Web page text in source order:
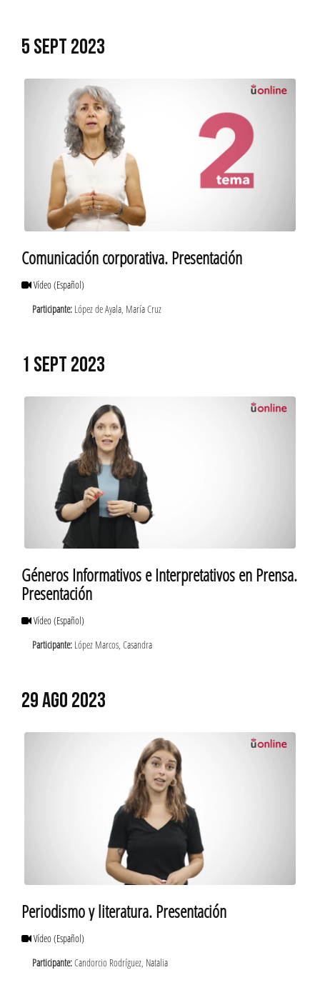
5 SEPT 2023
Comunicación corporativa. Presentación
Vídeo(Español)
Participante: López de Ayala, María Cruz
1 SEPT 2023
Géneros Informativos e Interpretativos en Prensa.
Presentación
Vídeo(Español)
Participante: López Marcos, Casandra
29 AGO 2023
Periodismo y literatura. Presentación
Vídeo(Español)
Participante:Candorcio Rodríguez, Natalia